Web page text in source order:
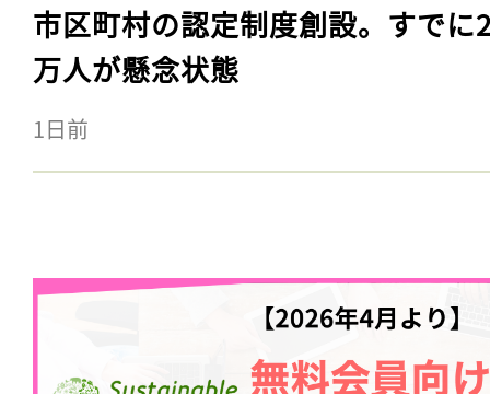
市区町村の認定制度創設。すでに
万人が懸念状態
1日前